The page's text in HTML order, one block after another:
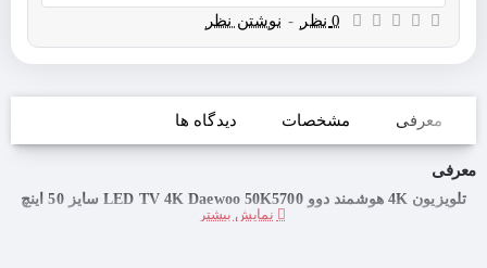
0 نظر - نوشتن نظر
معرفی مشخصات دیدگاه ها
معرفی
تلویزیون 4K هوشمند دوو LED TV 4K Daewoo 50K5700 سایز 50 اینچ